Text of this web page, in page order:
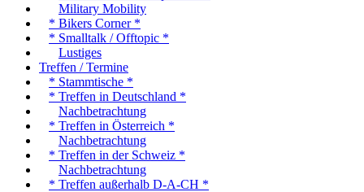
Military Mobility
* Bikers Corner *
* Smalltalk / Offtopic *
Lustiges
Treffen / Termine
* Stammtische *
* Treffen in Deutschland *
Nachbetrachtung
* Treffen in Österreich *
Nachbetrachtung
* Treffen in der Schweiz *
Nachbetrachtung
* Treffen außerhalb D-A-CH *